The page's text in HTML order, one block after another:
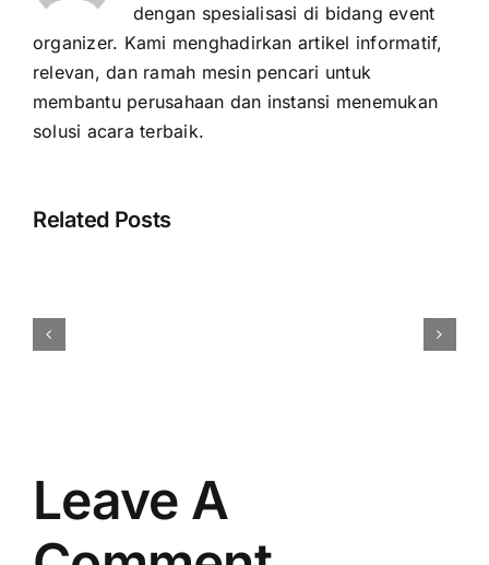
dengan spesialisasi di bidang event
organizer. Kami menghadirkan artikel informatif,
relevan, dan ramah mesin pencari untuk
membantu perusahaan dan instansi menemukan
solusi acara terbaik.
Related Posts
Leave A